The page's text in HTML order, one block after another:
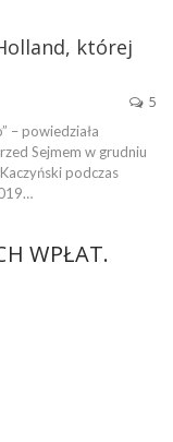
której
5
– powiedziała
Sejmem w grudniu
podczas
WPŁAT.